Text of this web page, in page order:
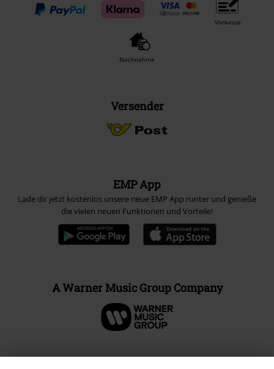
Vorkasse
Nachnahme
Versender
EMP App
Lade dir jetzt kostenlos unsere neue EMP App runter und genieße
die vielen neuen Funktionen und Vorteile!
A Warner Music Group Company